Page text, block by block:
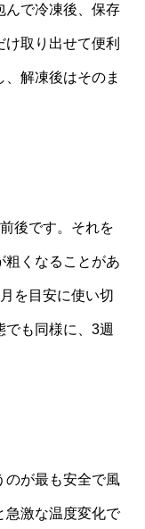
んで冷凍後、保存
取り出せて便利
解凍後はそのま
後です。それを
粗くなることがあ
を目安に使い切
でも同様に、3週
のが最も安全で風
急激な温度変化で